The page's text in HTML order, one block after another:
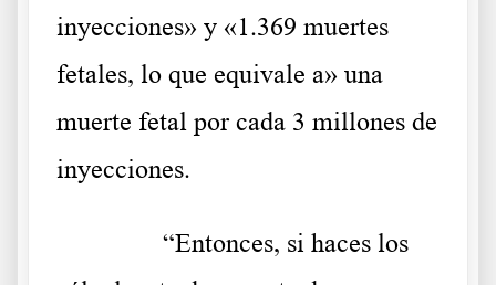
inyecciones» y «1.369 muertes
fetales, lo que equivale a» una
muerte fetal por cada 3 millones de
inyecciones.
“Entonces, si haces los